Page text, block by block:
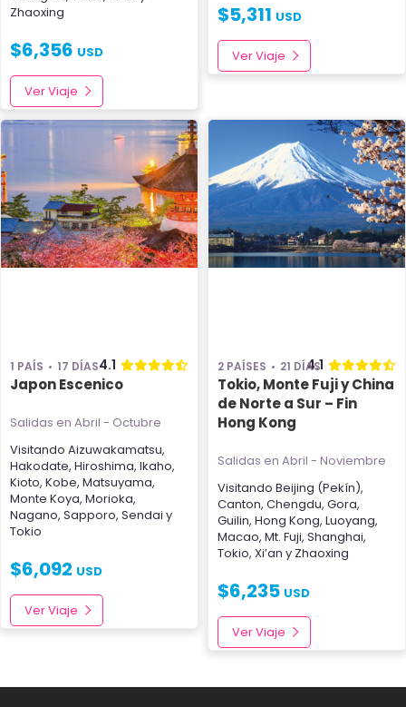
Zhaoxing
$6,356 USD
Ver Viaje
$5,311 USD
Ver Viaje
1 PAÍS 17 DÍAS4.1
Japon Escenico
Salidas en Abril - Octubre
Visitando Aizuwakamatsu,
Hakodate, Hiroshima, Ikaho,
Kioto, Kobe, Matsuyama,
Monte Koya, Morioka,
Nagano, Sapporo, Sendai y
Tokio
$6,092 USD
Ver Viaje
2 PAÍSES 21 DÍAS
4.1
Tokio, Monte Fuji y China
de Norte a Sur – Fin
Hong Kong
Salidas en Abril - Noviembre
Visitando Beijing (Pekín),
Canton, Chengdu, Gora,
Guilin, Hong Kong, Luoyang,
Macao, Mt. Fuji, Shanghai,
Tokio, Xi’an y Zhaoxing
$6,235 USD
Ver Viaje